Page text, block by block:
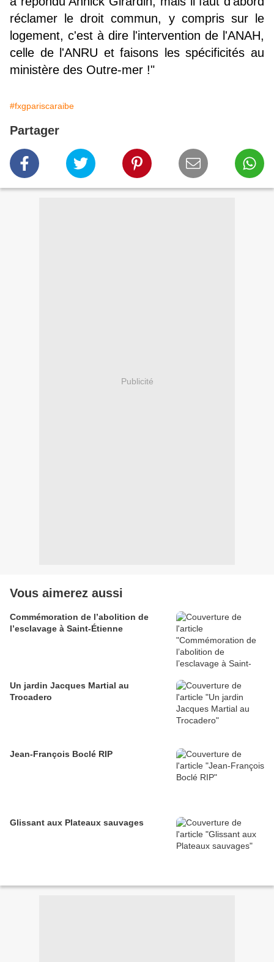
réclamer le droit commun, y compris sur le
logement, c'est à dire l'intervention de l'ANAH,
celle de l'ANRU et faisons les spécificités au
ministère des Outre-mer !"
#fxgpariscaraibe
Partager
Publicité
Vous aimerez aussi
Commémoration de l’abolition de
l’esclavage à Saint-Étienne
Un jardin Jacques Martial au
Trocadero
Jean-François Boclé RIP
Glissant aux Plateaux sauvages